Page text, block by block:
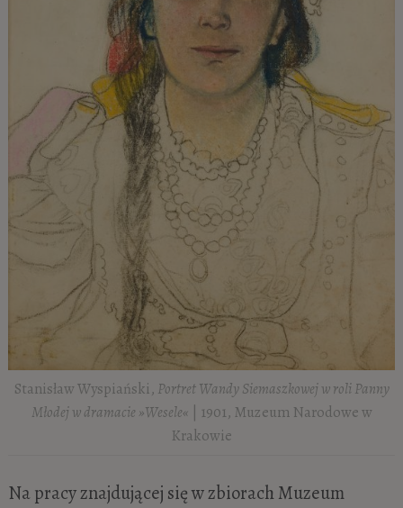
Stanisław Wyspiański, Portret Wandy Siemaszkowej w roli Panny
Młodej w dramacie »Wesele« | 1901, Muzeum Narodowe w
Krakowie
Na pracy znajdującej się w zbiorach Muzeum